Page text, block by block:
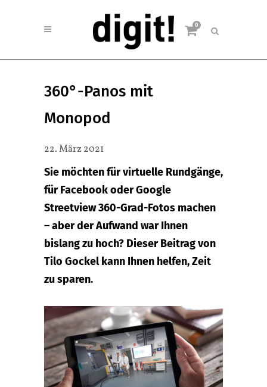
0
360°-Panos mit
Monopod
22. März 2021
Sie möchten für virtuelle Rundgänge,
für Facebook oder Google
Streetview 360-Grad-Fotos machen
– aber der Aufwand war Ihnen
bislang zu hoch? Dieser Beitrag von
Tilo Gockel kann Ihnen helfen, Zeit
zu sparen.